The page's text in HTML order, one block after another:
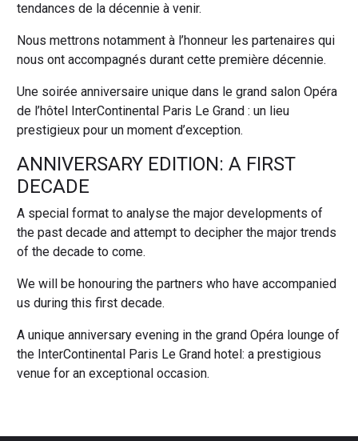
tendances de la décennie à venir.
Nous mettrons notamment à l’honneur les partenaires qui
nous ont accompagnés durant cette première décennie.
Une soirée anniversaire unique dans le grand salon Opéra
de l’hôtel InterContinental Paris Le Grand : un lieu
prestigieux pour un moment d’exception.
ANNIVERSARY EDITION: A FIRST
DECADE
A special format to analyse the major developments of
the past decade and attempt to decipher the major trends
of the decade to come.
We will be honouring the partners who have accompanied
us during this first decade.
A unique anniversary evening in the grand Opéra lounge of
the InterContinental Paris Le Grand hotel: a prestigious
venue for an exceptional occasion.